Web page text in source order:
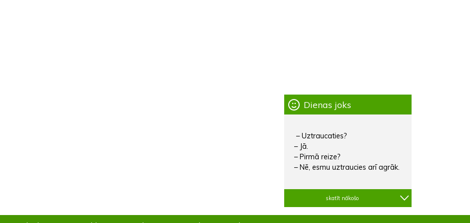
Dienas joks
– Uztraucaties?
– Jā.
– Pirmā reize?
– Nē, esmu uztraucies arī agrāk.
skatīt nākošo